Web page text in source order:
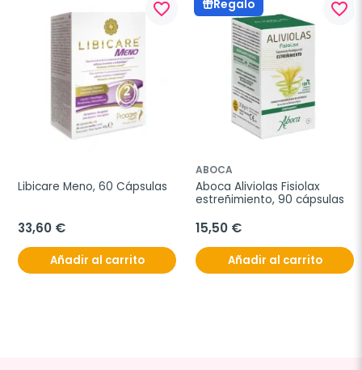
favorite_border
Libicare Meno, 60 Cápsulas
33,60 €
Añadir al carrito
Regalo favorite_border
ABOCA
Aboca Aliviolas Fisiolax
estreñimiento, 90 cápsulas
15,50 €
Añadir al carrito